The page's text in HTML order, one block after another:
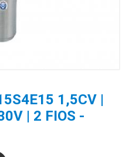
1,5CV |
| 2 FIOS -